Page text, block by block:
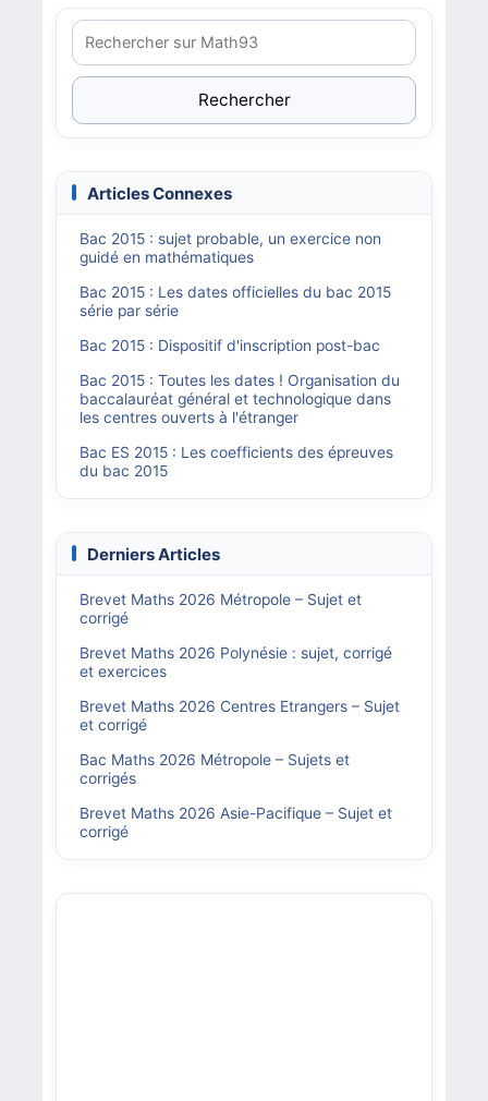
Rechercher
Articles Connexes
Bac 2015 : sujet probable, un exercice non
guidé en mathématiques
Bac 2015 : Les dates officielles du bac 2015
série par série
Bac 2015 : Dispositif d'inscription post-bac
Bac 2015 : Toutes les dates ! Organisation du
baccalauréat général et technologique dans
les centres ouverts à l'étranger
Bac ES 2015 : Les coefficients des épreuves
du bac 2015
Derniers Articles
Brevet Maths 2026 Métropole – Sujet et
corrigé
Brevet Maths 2026 Polynésie : sujet, corrigé
et exercices
Brevet Maths 2026 Centres Etrangers – Sujet
et corrigé
Bac Maths 2026 Métropole – Sujets et
corrigés
Brevet Maths 2026 Asie-Pacifique – Sujet et
corrigé